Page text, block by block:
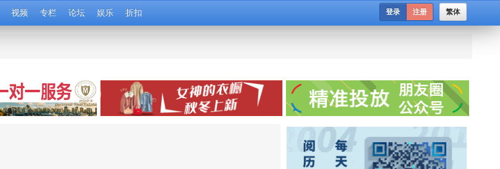
视频 专栏 论坛 娱乐 折扣 繁体
登录 注册